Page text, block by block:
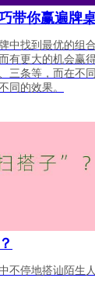
带你赢遍牌
中找到最优的组
有更大的机会赢
三条等，而在不
同的效果。
不停地搭讪陌生